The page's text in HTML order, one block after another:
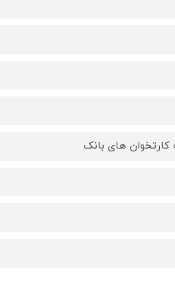
های بانک